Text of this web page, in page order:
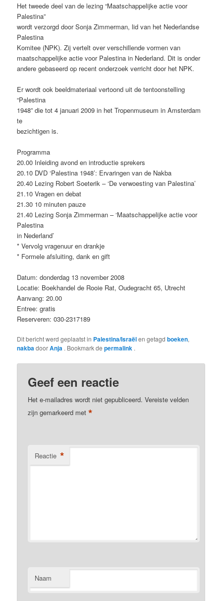
Het tweede deel van de lezing “Maatschappelijke actie voor
Palestina”
wordt verzorgd door Sonja Zimmerman, lid van het Nederlandse
Palestina
Komitee (NPK). Zij vertelt over verschillende vormen van
maatschappelijke actie voor Palestina in Nederland. Dit is onder
andere gebaseerd op recent onderzoek verricht door het NPK.
Er wordt ook beeldmateriaal vertoond uit de tentoonstelling
“Palestina
1948” die tot 4 januari 2009 in het Tropenmuseum in Amsterdam
te
bezichtigen is.
Programma
20.00 Inleiding avond en introductie sprekers
20.10 DVD ‘Palestina 1948’: Ervaringen van de Nakba
20.40 Lezing Robert Soeterik – ‘De verwoesting van Palestina’
21.10 Vragen en debat
21.30 10 minuten pauze
21.40 Lezing Sonja Zimmerman – ‘Maatschappelijke actie voor
Palestina
in Nederland’
* Vervolg vragenuur en drankje
* Formele afsluiting, dank en gift
Datum: donderdag 13 november 2008
Locatie: Boekhandel de Rooie Rat, Oudegracht 65, Utrecht
Aanvang: 20.00
Entree: gratis
Reserveren: 030-2317189
Dit bericht werd geplaatst in Palestina/Israëlen getagdboeken,
nakbadoorAnja . Bookmark depermalink .
Geef een reactie
Het e-mailadres wordt niet gepubliceerd. Vereiste velden
zijn gemarkeerd met*
Reactie *
Naam